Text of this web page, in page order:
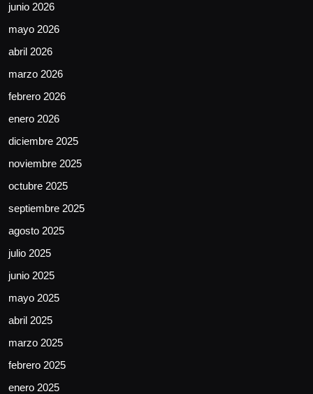
junio 2026
mayo 2026
abril 2026
marzo 2026
febrero 2026
enero 2026
diciembre 2025
noviembre 2025
octubre 2025
septiembre 2025
agosto 2025
julio 2025
junio 2025
mayo 2025
abril 2025
marzo 2025
febrero 2025
enero 2025